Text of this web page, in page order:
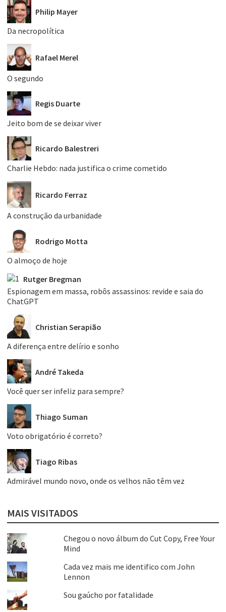
Philip Mayer
Da necropolítica
Rafael Merel
O segundo
Regis Duarte
Jeito bom de se deixar viver
Ricardo Balestreri
Charlie Hebdo: nada justifica o crime cometido
Ricardo Ferraz
A construção da urbanidade
Rodrigo Motta
O almoço de hoje
Rutger Bregman
Espionagem em massa, robôs assassinos: revide e saia do
ChatGPT
Christian Serapião
A diferença entre delírio e sonho
André Takeda
Você quer ser infeliz para sempre?
Thiago Suman
Voto obrigatório é correto?
Tiago Ribas
Admirável mundo novo, onde os velhos não têm vez
MAIS VISITADOS
Chegou o novo álbum do Cut Copy, Free Your
Mind
Cada vez mais me identifico com John
Lennon
Sou gaúcho por fatalidade